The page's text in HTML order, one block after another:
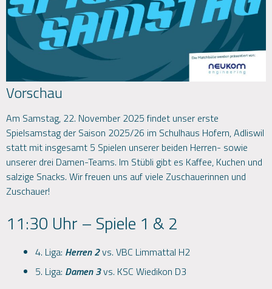
Vorschau
Am Samstag, 22. November 2025 findet unser erste
Spielsamstag der Saison 2025/26 im Schulhaus Hofern, Adliswil
statt mit insgesamt 5 Spielen unserer beiden Herren- sowie
unserer drei Damen-Teams. Im Stübli gibt es Kaffee, Kuchen und
salzige Snacks. Wir freuen uns auf viele Zuschauerinnen und
Zuschauer!
11:30 Uhr – Spiele 1 & 2
4. Liga: Herren 2vs. VBC Limmattal H2
5. Liga: Damen 3vs. KSC Wiedikon D3